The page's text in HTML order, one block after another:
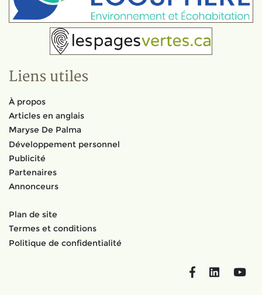
Liens utiles
À propos
Articles en anglais
Maryse De Palma
Développement personnel
Publicité
Partenaires
Annonceurs
Plan de site
Termes et conditions
Politique de confidentialité
FacebookLinkedIn